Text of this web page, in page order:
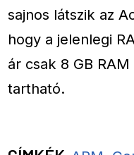
sajnos látszik az
hogy a jelenlegi
ár csak 8 GB
tartható.